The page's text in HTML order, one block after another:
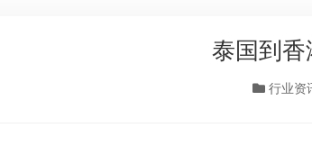
泰国到
行业资